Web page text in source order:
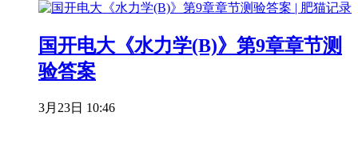
国开电大《水力学(B)》第9章章节测
验答案
3月23日 10:46